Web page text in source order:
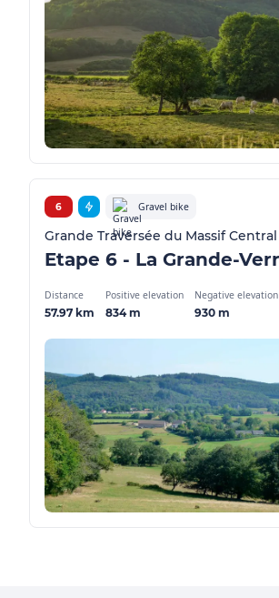
6 Gravel bike
Grande Traversée du Massif Central
Distance
57.97 km
Positive elevation
834 m
Negative elevation
930 m